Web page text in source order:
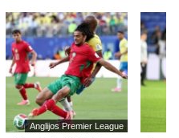
Anglijos Premier League